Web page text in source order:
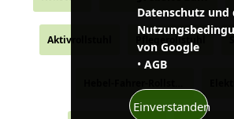
Datenschutz und
von Google
•AGB
Einverstanden
Aktivrollstuhl Pflegerollstuhl